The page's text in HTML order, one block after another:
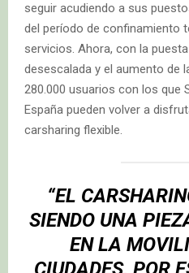
seguir acudiendo a sus
del período de confinamiento
servicios. Ahora, con la
desescalada y el aumento de
280.000 usuarios con los que
España pueden volver a
carsharing flexible.
“EL
SIENDO UNA
EN LA